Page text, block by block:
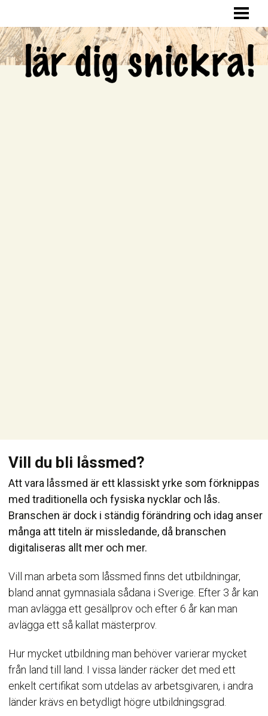
SNICKRA HEMMA
LAGA HÅL I VÄGGEN
Vill du bli låssmed?
Att vara låssmed är ett klassiskt yrke som förknippas
med traditionella och fysiska nycklar och lås.
Branschen är dock i ständig förändring och idag anser
många att titeln är missledande, då branschen
digitaliseras allt mer och mer.
Vill man arbeta som låssmed finns det utbildningar,
bland annat gymnasiala sådana i Sverige. Efter 3 år kan
man avlägga ett gesällprov och efter 6 år kan man
avlägga ett så kallat mästerprov.
Hur mycket utbildning man behöver varierar mycket
från land till land. I vissa länder räcker det med ett
enkelt certifikat som utdelas av arbetsgivaren, i andra
länder krävs en betydligt högre utbildningsgrad.